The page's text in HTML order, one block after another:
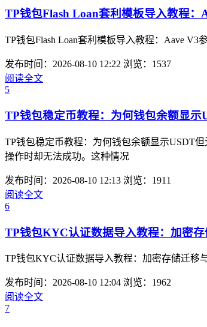
TP钱包Flash Loan套利模板导入教程：
TP钱包Flash Loan套利模板导入教程：Aave
发布时间：2026-08-10 12:22 浏览：1537
阅读全文
5
TP钱包稳定币教程：为何钱包余额显
TP钱包稳定币教程：为何钱包余额显示USDT
操作时却无法成功。这种情况
发布时间：2026-08-10 12:13 浏览：1911
阅读全文
6
TP钱包KYC认证数据导入教程：加密
TP钱包KYC认证数据导入教程：加密存储迁移
发布时间：2026-08-10 12:04 浏览：1962
阅读全文
7